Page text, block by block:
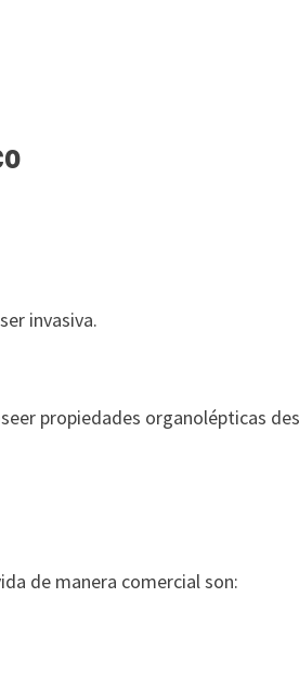
invasiva.
propiedades organolépticas
de manera comercial son: